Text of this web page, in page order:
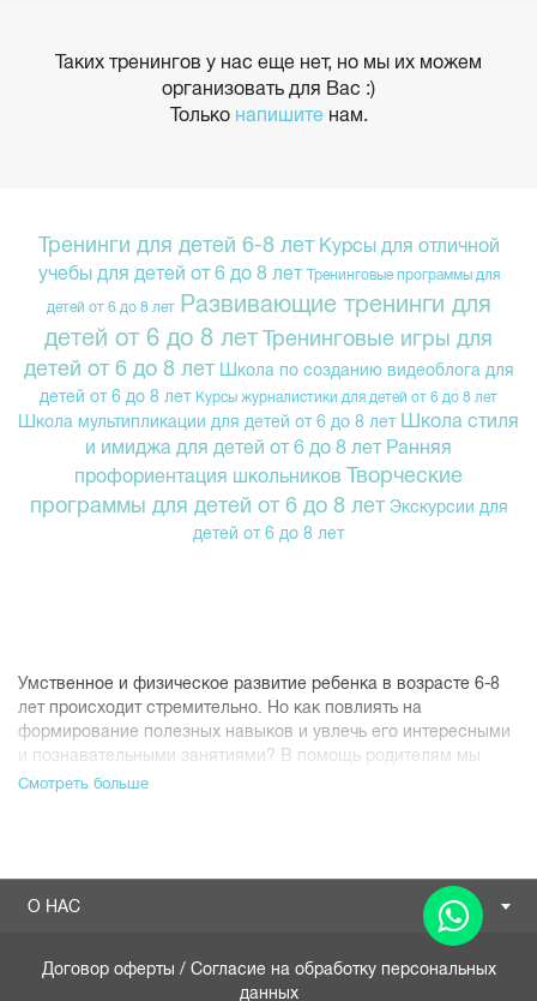
Таких тренингов у нас еще нет, но мы их можем
организовать для Вас :)
Только напишите нам.
Тренинги для детей 6-8 лет Курсы для отличной
учебы для детей от 6 до 8 лет Тренинговые программы для
детей от 6 до 8 лет Развивающие тренинги для
детей от 6 до 8 лет Тренинговые игры для
детей от 6 до 8 лет Школа по созданию видеоблога для
детей от 6 до 8 лет Курсы журналистики для детей от 6 до 8 лет
Школа мультипликации для детей от 6 до 8 лет Школа стиля
и имиджа для детей от 6 до 8 лет Ранняя
профориентация школьников Творческие
программы для детей от 6 до 8 лет Экскурсии для
детей от 6 до 8 лет
Умственное и физическое развитие ребенка в возрасте 6-8
лет происходит стремительно. Но как повлиять на
формирование полезных навыков и увлечь его интересными
и познавательными занятиями? В помощь родителям мы
создали разнообразные тренинги для младших школьников,
Центр детского и молодежного развития К.О.Т. разработал
интересные тренинги для школьников младших классов, где
создавать мультипликационные фильмы в группе
Смотреть больше
О НАС
Договор оферты / Согласие на обработку персональных
данных